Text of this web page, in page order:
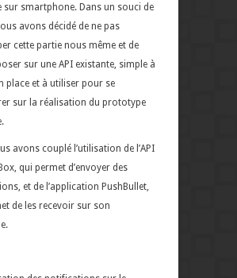
sur smartphone. Dans un souci de
avons décidé de ne pas
cette partie nous même et de
sur une API existante, simple à
place et à utiliser pour se
sur la réalisation du prototype
avons couplé l’utilisation de l’API
qui permet d’envoyer des
et de l’application PushBullet,
de les recevoir sur son